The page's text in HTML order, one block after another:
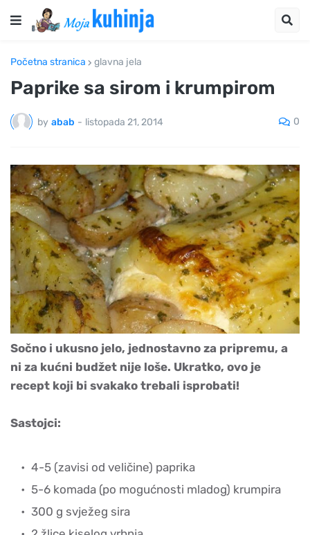
Početna stranica glavna jela
Paprike sa sirom i krumpirom
by abab - listopada 21, 2014 0
Sočno i ukusno jelo, jednostavno za pripremu, a
ni za kućni budžet nije loše. Ukratko, ovo je
recept koji bi svakako trebali isprobati!
Sastojci:
4-5 (zavisi od veličine) paprika
5-6 komada (po mogućnosti mladog) krumpira
300 g svježeg sira